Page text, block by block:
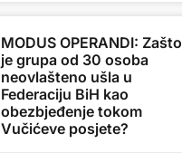
MODUS OPERANDI: Zašto
je grupa od 30 osoba
neovlašteno ušla u
Federaciju BiH kao
obezbjeđenje tokom
Vučićeve posjete?